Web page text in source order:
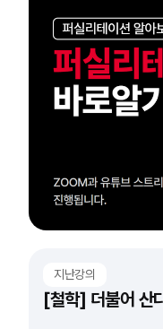
지난강의
[철학] 더불어 산